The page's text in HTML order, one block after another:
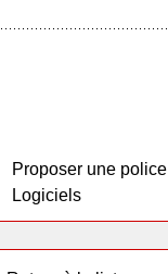
Proposer une police
Logiciels